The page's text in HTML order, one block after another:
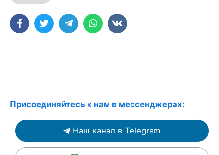
Присоединяйтесь к нам в мессенджерах:
Наш канал в Telegram